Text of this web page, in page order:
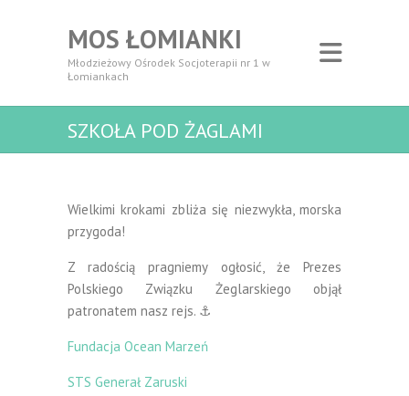
MOS ŁOMIANKI
Młodzieżowy Ośrodek Socjoterapii nr 1 w
Łomiankach
SZKOŁA POD ŻAGLAMI
Wielkimi krokami zbliża się niezwykła, morska
przygoda!
Z radością pragniemy ogłosić, że Prezes
Polskiego Związku Żeglarskiego objął
patronatem nasz rejs. ⚓️
Fundacja Ocean Marzeń
STS Generał Zaruski